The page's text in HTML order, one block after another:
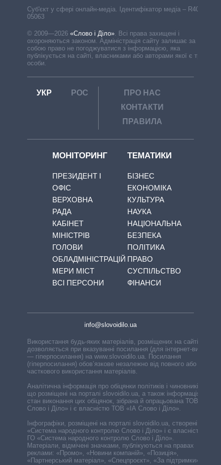
Cуб'єкт у сфері онлайн-медіа. Ідентифікатор медіа – R40-
05063
© 2009—2026 «Слово і Діло». Всі права захищені і
охороняються законом. Адміністрація сайту залишає за
собою право не погоджуватися з інформацією, яка
публікується на сайті, власниками або авторами якої є треті
особи.
УКР РОС
ПРО НАС
КОНТАКТИ
ПРАВИЛА
МОНІТОРИНГ
ПРЕЗИДЕНТ І
ОФІС
ВЕРХОВНА
РАДА
КАБІНЕТ
МІНІСТРІВ
ГОЛОВИ
ОБЛАДМІНІСТРАЦІЙ
МЕРИ МІСТ
ВСІ ПЕРСОНИ
ТЕМАТИКИ
БІЗНЕС
ЕКОНОМІКА
КУЛЬТУРА
НАУКА
НАЦІОНАЛЬНА
БЕЗПЕКА
ПОЛІТИКА
ПРАВО
СУСПІЛЬСТВО
ФІНАНСИ
info@slovoidilo.ua
Використання будь-яких матеріалів, розміщених на сайті,
дозволяється при вказуванні посилання (для інтернет-видань
— гіперпосилання) на www.slovoidilo.ua. Посилання
(гіперпосилання) обов’язкове незалежно від повного або
часткового використання матеріалів.
Аналітична інформація про обіцянки політиків і чиновників,
що розміщені на порталі slovoidilo.ua, а також інформація про
стан виконання цих обіцянок, зібрана й опрацьована ТОВ «ІА
Слово і Діло» і є власністю ТОВ «ІА Слово і Діло».
Інфографіки, розміщені на порталі slovoidilo.ua, створені ГО
«Система народного контролю Слово і Діло» і є власністю
ГО «Система народного контролю Слово і Діло».
Матеріали, відмічені значками, публікуються на правах
реклами: «Промо», «Новини компаній», «Позиція»,
«Партнерський матеріал», «Спецпроєкт», «За підтримки».